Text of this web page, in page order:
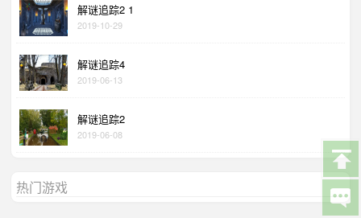
解谜追踪2 1
2019-10-29
解谜追踪4
2019-06-13
解谜追踪2
2019-06-08
热门游戏